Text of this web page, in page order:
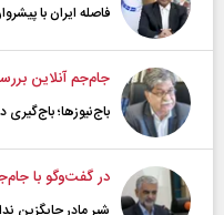
فاصله ایران با
جام‌جم آنلاین
باج‌نیوزها؛
در گفت‌و‌گو با
شیر مادر جایگزین